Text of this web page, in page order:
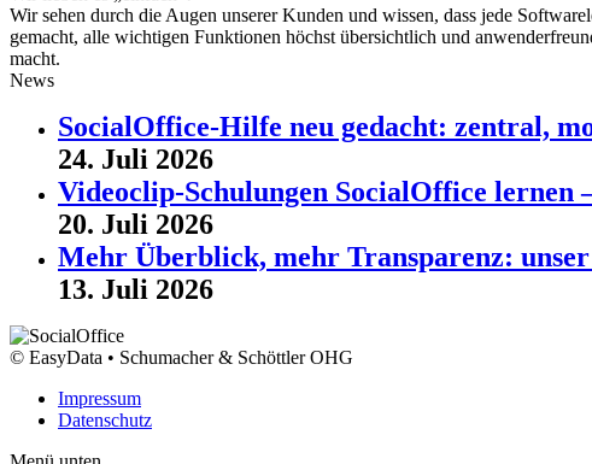
Wir sehen durch die Augen unserer Kunden und wissen, dass jede
gemacht, alle wichtigen Funktionen höchst übersichtlich und
macht.
News
SocialOffice-Hilfe neu gedacht: zentral,
24. Juli 2026
Videoclip-Schulungen SocialOffice lernen
20. Juli 2026
Mehr Überblick, mehr Transparenz:
13. Juli 2026
© EasyData • Schumacher & Schöttler OHG
Impressum
Datenschutz